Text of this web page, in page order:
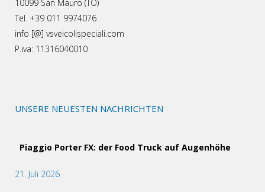
10099 San Mauro (TO)
Tel. +39 011 9974076
info [@] vsveicolispeciali.com
P.iva: 11316040010
UNSERE NEUESTEN NACHRICHTEN
Piaggio Porter FX: der Food Truck auf Augenhöhe
21. Juli 2026